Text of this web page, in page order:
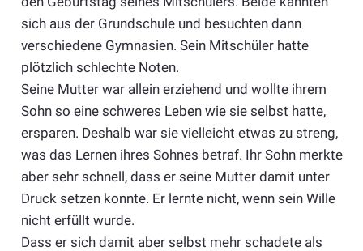
sich aus der Grundschule und besuchten dann
verschiedene Gymnasien. Sein Mitschüler hatte
plötzlich schlechte Noten.
Seine Mutter war allein erziehend und wollte ihrem
Sohn so eine schweres Leben wie sie selbst hatte,
ersparen. Deshalb war sie vielleicht etwas zu streng,
was das Lernen ihres Sohnes betraf. Ihr Sohn merkte
aber sehr schnell, dass er seine Mutter damit unter
Druck setzen konnte. Er lernte nicht, wenn sein Wille
nicht erfüllt wurde.
Dass er sich damit aber selbst mehr schadete als